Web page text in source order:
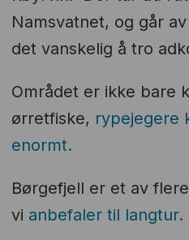
Namsvatnet, og går
det vanskelig å tro
Området er ikke bare
ørretfiske, rypejegere
enormt.
Børgefjell er et av
vi anbefaler til langtur.­